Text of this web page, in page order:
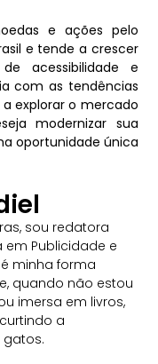
e ações pelo
e tende a crescer
acessibilidade e
com as tendências
explorar o mercado
modernizar sua
oportunidade única
sou redatora
em Publicidade e
minha forma
quando não estou
imersa em livros,
a